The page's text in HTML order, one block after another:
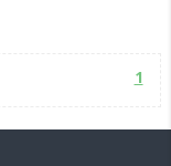
1